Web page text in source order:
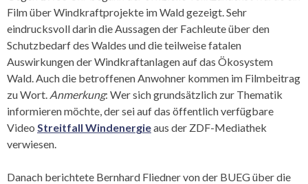
Film über Windkraftprojekte im Wald gezeigt. Sehr
eindrucksvoll darin die Aussagen der Fachleute über den
Schutzbedarf des Waldes und die teilweise fatalen
Auswirkungen der Windkraftanlagen auf das Ökosystem
Wald. Auch die betroffenen Anwohner kommen im Filmbeitrag
zu Wort. Anmerkung: Wer sich grundsätzlich zur Thematik
informieren möchte, der sei auf das öffentlich verfügbare
Video Streitfall Windenergieaus der ZDF-Mediathek
verwiesen.
Danach berichtete Bernhard Fliedner von der BUEG über die